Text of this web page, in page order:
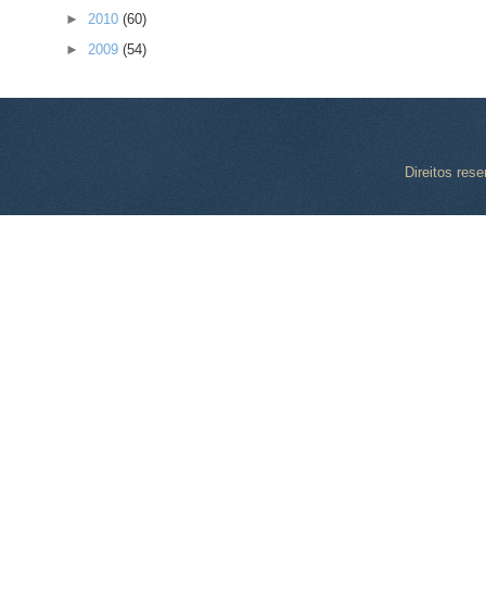
► 2010 (60)
► 2009 (54)
Direitos